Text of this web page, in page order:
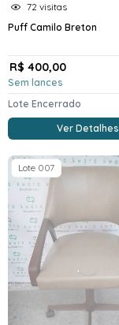
72 visitas
Puff Camilo Breton
R$ 400,00
Sem lances
Lote Encerrado
Ver Detalhes
Lote 007